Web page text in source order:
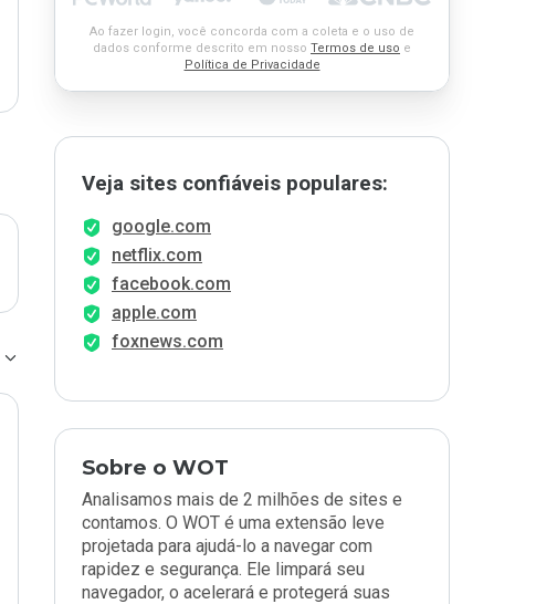
Ao fazer login, você concorda com a coleta e o uso de
dados conforme descrito em nosso Termos de uso e
Política de Privacidade
Veja sites confiáveis populares:
google.com
netflix.com
facebook.com
apple.com
foxnews.com
Sobre o WOT
Analisamos mais de 2 milhões de sites e
contamos. O WOT é uma extensão leve
projetada para ajudá-lo a navegar com
rapidez e segurança. Ele limpará seu
navegador, o acelerará e protegerá suas